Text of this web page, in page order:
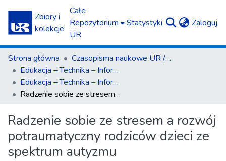
Zbiory i
kolekcje
Całe
Repozytorium
UR
Statystyki Zaloguj
Strona główna
Czasopisma naukowe UR / Scientific Journals
Edukacja – Technika – Informatyka
Edukacja – Technika – Informatyka nr specjalny 1(2019)
Radzenie sobie ze stresem a rozwój potraumatyczny rodziców dzieci ze spektrum autyzmu
Radzenie sobie ze stresem a rozwój
potraumatyczny rodziców dzieci ze
spektrum autyzmu